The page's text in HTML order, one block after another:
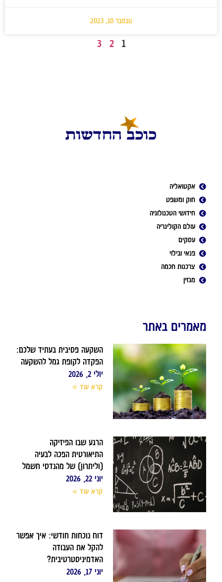
נובמבר 10, 2023
1
2
3
אקטואליה
חוק ומשפט
חידושי הטכנולוגיה
עולם הקולינריה
עסקים
פנאי ובילוי
צרכנות חכמה
מגזין
מאמרים באתר
השקעה פסיבית בעתיד שלכם:
הפקדה לקופת גמל להשקעה
יולי 2, 2026
קרא עוד »
הרגע שבו הפיזיקה
התיאורטית הפכה לבעיה
(וליתרון) של מהנדסי חשמל
יוני 22, 2026
קרא עוד »
דוח נוכחות חודשי: איך אפשר
להקל את העבודה
האדמיניסטרטיבית?
יוני 17, 2026